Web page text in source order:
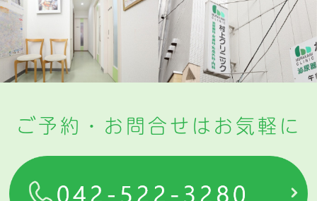
ご予約・お問合せはお気軽に